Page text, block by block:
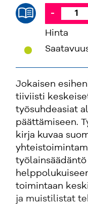
-
Hinta
Jokaisen
tiiviisti
työsuhdeasiat
päättämiseen.
kirja kuvaa
toimintaan
ja muistilistat